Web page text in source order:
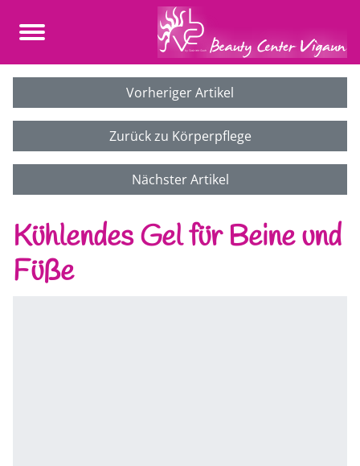
Vorheriger Artikel
Zurück zu Körperpflege
Nächster Artikel
Kühlendes Gel für Beine und
Füße